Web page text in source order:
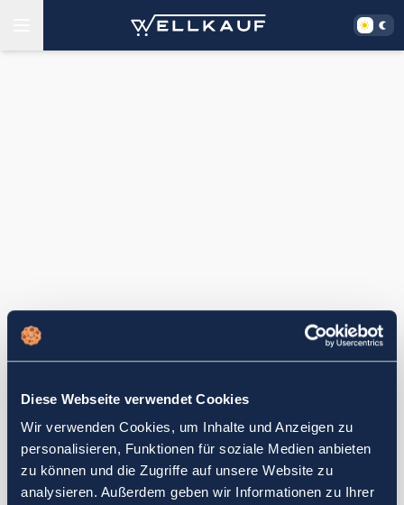
Diese Webseite verwendet Cookies
Wir verwenden Cookies, um Inhalte und Anzeigen zu
personalisieren, Funktionen für soziale Medien anbieten
zu können und die Zugriffe auf unsere Website zu
analysieren. Außerdem geben wir Informationen zu Ihrer